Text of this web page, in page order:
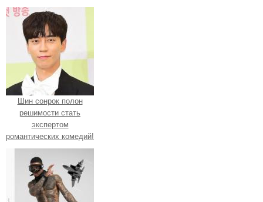
Шин сонрок полон
решимости стать
экспертом
романтических комедий!